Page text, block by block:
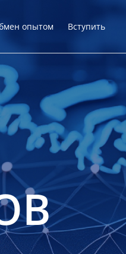
опытом Вступить